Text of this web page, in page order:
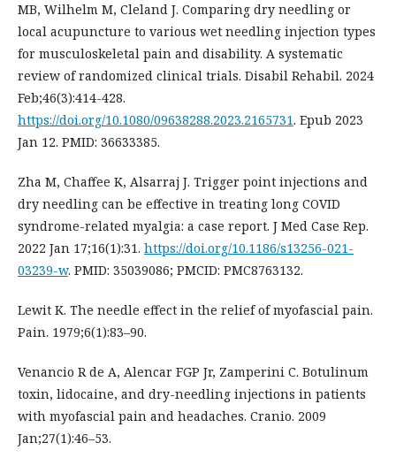
MB, Wilhelm M, Cleland J. Comparing dry needling or
local acupuncture to various wet needling injection types
for musculoskeletal pain and disability. A systematic
review of randomized clinical trials. Disabil Rehabil. 2024
Feb;46(3):414-428.
https://doi.org/10.1080/09638288.2023.2165731. Epub 2023
Jan 12. PMID: 36633385.
Zha M, Chaffee K, Alsarraj J. Trigger point injections and
dry needling can be effective in treating long COVID
syndrome-related myalgia: a case report. J Med Case Rep.
2022 Jan 17;16(1):31. https://doi.org/10.1186/s13256-021-
03239-w. PMID: 35039086; PMCID: PMC8763132.
Lewit K. The needle effect in the relief of myofascial pain.
Pain. 1979;6(1):83–90.
Venancio R de A, Alencar FGP Jr, Zamperini C. Botulinum
toxin, lidocaine, and dry-needling injections in patients
with myofascial pain and headaches. Cranio. 2009
Jan;27(1):46–53.